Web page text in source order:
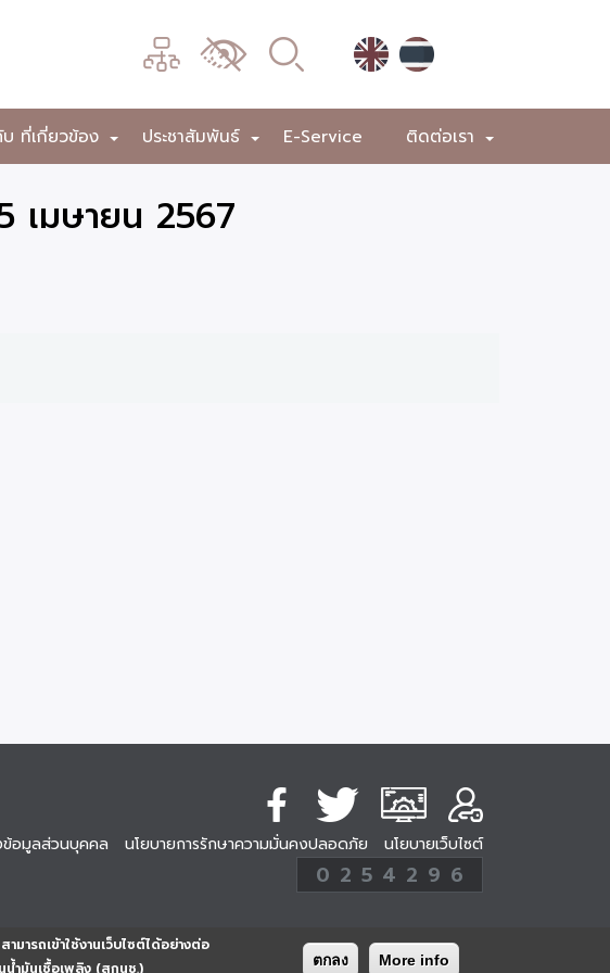
ารถเข้าใช้งานเว็บไซต์ได้อย่างต่อ
น้ำมันเชื้อเพลิง (สกนช.)
ตกลง More info
เมนู
เปลี่ยน
ผล
+
ที่เกี่ยวข้อง +
ประชาสัมพันธ์ E-Service +
ติดต่อเรา
เมษายน 2567
ข้อมูลส่วนบุคคล นโยบายการรักษาความมั่นคงปลอดภัย นโยบายเว็บไซต์
254296
ครั้ง
0 2 5 4 2 9 6